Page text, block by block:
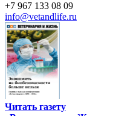
+7 967 133 08 09
info@vetandlife.ru
Читать газету